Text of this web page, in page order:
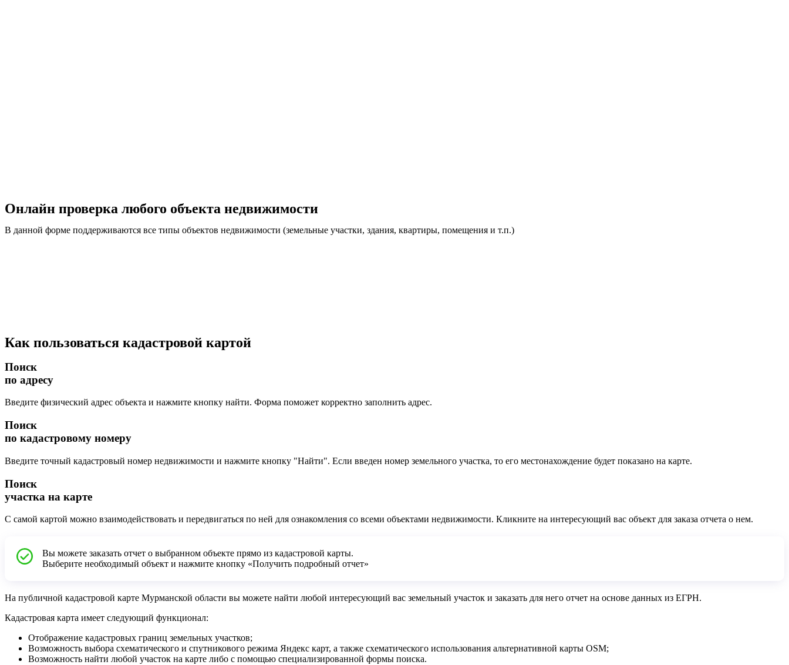
Онлайн проверка любого объекта недвижимости
В данной форме поддерживаются все типы объектов недвижимости (земельные участки, здания, квартиры, помещения и т.п.)
Как пользоваться кадастровой картой
Поиск
по адресу
Введите физический адрес объекта и нажмите кнопку найти. Форма поможет корректно заполнить адрес.
Поиск
по кадастровому номеру
Введите точный кадастровый номер недвижимости и нажмите кнопку "Найти". Если введен номер земельного участка, то его местонахождение будет показано на карте.
Поиск
участка на карте
С самой картой можно взаимодействовать и передвигаться по ней для ознакомления со всеми объектами недвижимости. Кликните на интересующий вас объект для заказа отчета о нем.
Вы можете заказать отчет о выбранном объекте прямо из кадастровой карты.
Выберите необходимый объект и нажмите кнопку «Получить подробный отчет»
На публичной кадастровой карте Мурманской области вы можете найти любой интересующий вас земельный участок и заказать для него отчет на основе данных из ЕГРН.
Кадастровая карта имеет следующий функционал:
Отображение кадастровых границ земельных участков;
Возможность выбора схематического и спутникового режима Яндекс карт, а также схематического использования альтернативной карты OSM;
Возможность найти любой участок на карте либо с помощью специализированной формы поиска.